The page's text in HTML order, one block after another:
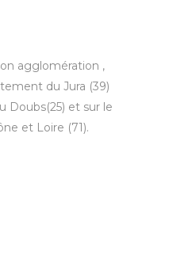
agglomération ,
du Jura (39)
Doubs(25) et sur le
et Loire (71).